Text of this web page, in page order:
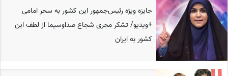
جایزه ویژه رئیس‌جمهور این کشور به سحر امامی
+ویدیو/ تشکر مجری شجاع صداوسیما از لطف این
کشور به ایران